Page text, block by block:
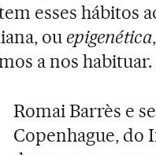
esses hábitos
ou epigenética
a nos habituar.
Romai Barrès e
Copenhague, do